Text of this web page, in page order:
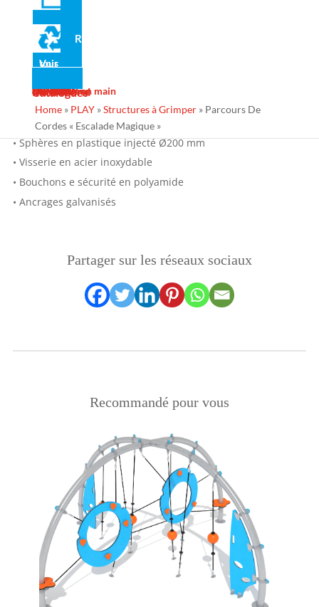
Recyclé
Voir tous
Actualité
Galerie
Services
Design
Fabrication
Maintenance
Projets clé en main
Contact
Ins Général
Catalogues
Home» PLAY»Structures à Grimper» Parcours De
Cordes « Escalade Magique »
• Colliers de fixation en acier galvanisé
• Cordes en polyamide tressé Ø16 mm, résistantes à l'usure
• Toboggan tunnel en polyéthylène rotomoulé
• Panneaux en polyéthylène haute densité de 19 mm, sans
• Plates-formes en polyéthylène caoutchouté antidérapant
• Marches en acier galvanisé
• Sphères en plastique injecté Ø200 mm
• Visserie en acier inoxydable
• Bouchons e sécurité en polyamide
• Ancrages galvanisés
Partager sur les réseaux sociaux
Recommandé pour vous